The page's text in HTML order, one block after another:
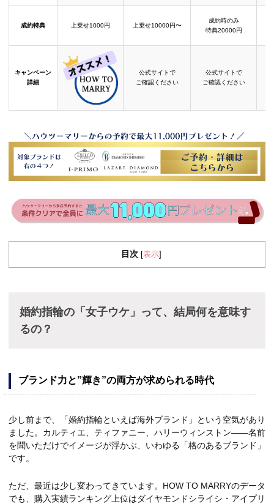
成約特典 上乗せ1000円 上乗せ10000円〜
成約時のみ
特典20000円
キャンペーン
詳細
公式サイトで
ご確認ください
公式サイトで
ご確認ください
目次 [表示]
婚約指輪の「女子ウケ」って、結局何を意味す
るの？
ブランド力と”輝き”の両方が求められる時代
少し前まで、「婚約指輪といえば海外ブランド」という空気があり
ました。カルティエ、ティファニー、ハリーウィンストン——名前
を聞いただけでイメージが浮かぶ、いわゆる「格のあるブランド」
です。
ただ、最近は少し変わってきています。HOW TO MARRYのデータ
でも、購入実績ランキング上位はダイヤモンドシライシ・アイプリ